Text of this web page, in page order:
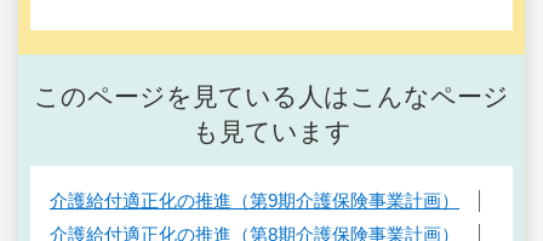
このページを見ている人はこんなページ
も見ています
介護給付適正化の推進（第9期介護保険事業計画）
介護給付適正化の推進（第8期介護保険事業計画）